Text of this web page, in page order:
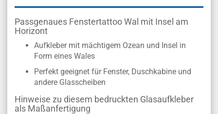
Passgenaues Fenstertattoo Wal mit Insel am
Horizont
Aufkleber mit mächtigem Ozean und Insel in
Form eines Wales
Perfekt geeignet für Fenster, Duschkabine und
andere Glasscheiben
Hinweise zu diesem bedruckten Glasaufkleber
als Maßanfertigung